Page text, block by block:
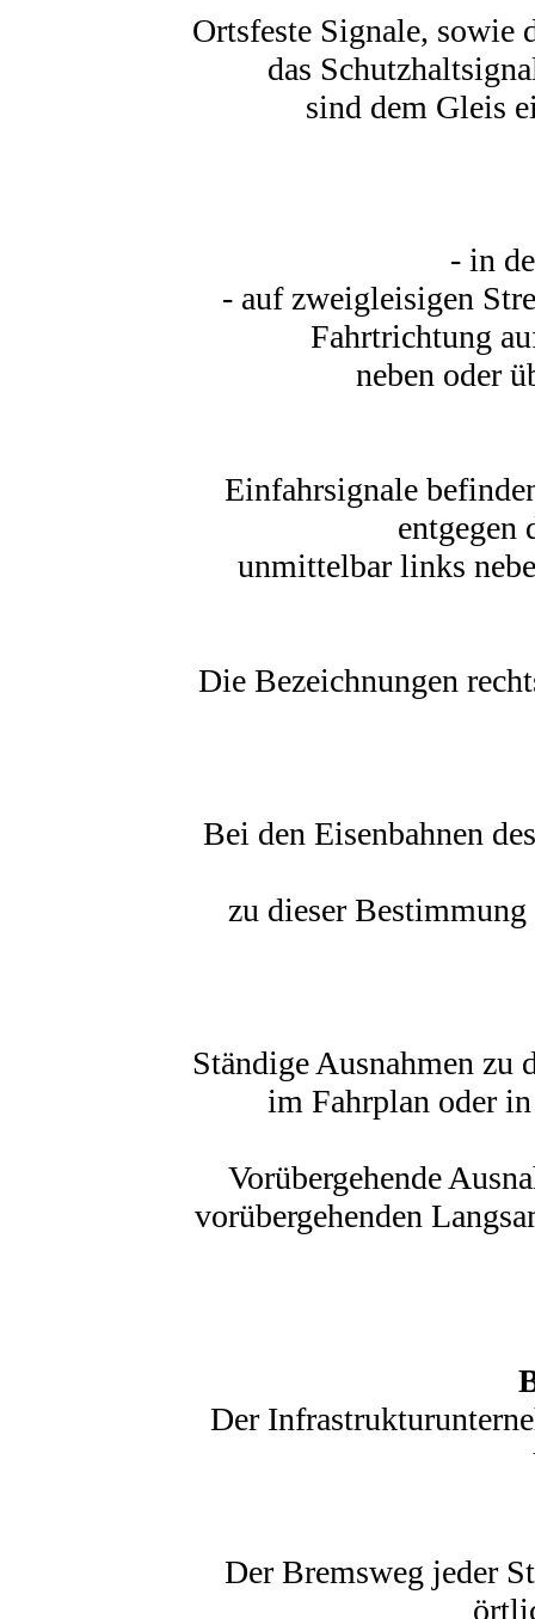
Ortsfeste Signale,
das
sind dem Gleis
- in
- auf zweigleisigen
Fahrtrichtung
neben oder
Einfahrsignale
entgegen
unmittelbar links
Die Bezeichnungen
Bei den Eisenbahnen
zu dieser
Ständige Ausnahmen zu
im Fahrplan oder
Vorübergehende
vorübergehenden
Der
Der Bremsweg jeder